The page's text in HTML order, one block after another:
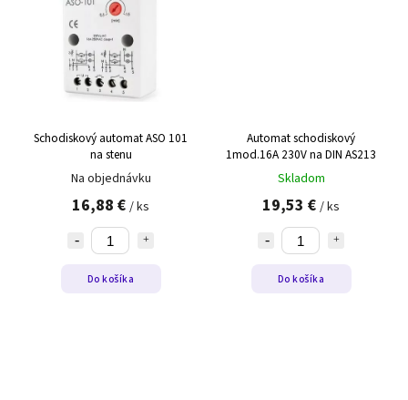
Schodiskový automat ASO 101
na stenu
Na objednávku
16,88 € / ks
Do košíka
Automat schodiskový
1mod.16A 230V na DIN AS213
Skladom
19,53 € / ks
Do košíka